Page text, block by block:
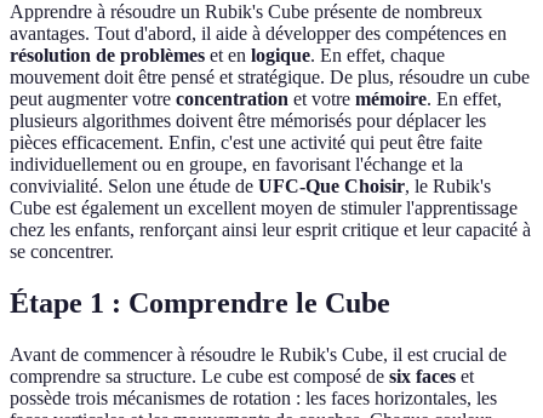
Apprendre à résoudre un Rubik's Cube présente de nombreux
avantages. Tout d'abord, il aide à développer des compétences en
résolution de problèmes et en logique. En effet, chaque
mouvement doit être pensé et stratégique. De plus, résoudre un cube
peut augmenter votre concentration et votre mémoire. En effet,
plusieurs algorithmes doivent être mémorisés pour déplacer les
pièces efficacement. Enfin, c'est une activité qui peut être faite
individuellement ou en groupe, en favorisant l'échange et la
convivialité. Selon une étude de UFC-Que Choisir, le Rubik's
Cube est également un excellent moyen de stimuler l'apprentissage
chez les enfants, renforçant ainsi leur esprit critique et leur capacité à
se concentrer.
Étape 1 : Comprendre le Cube
Avant de commencer à résoudre le Rubik's Cube, il est crucial de
comprendre sa structure. Le cube est composé de six faces et
possède trois mécanismes de rotation : les faces horizontales, les